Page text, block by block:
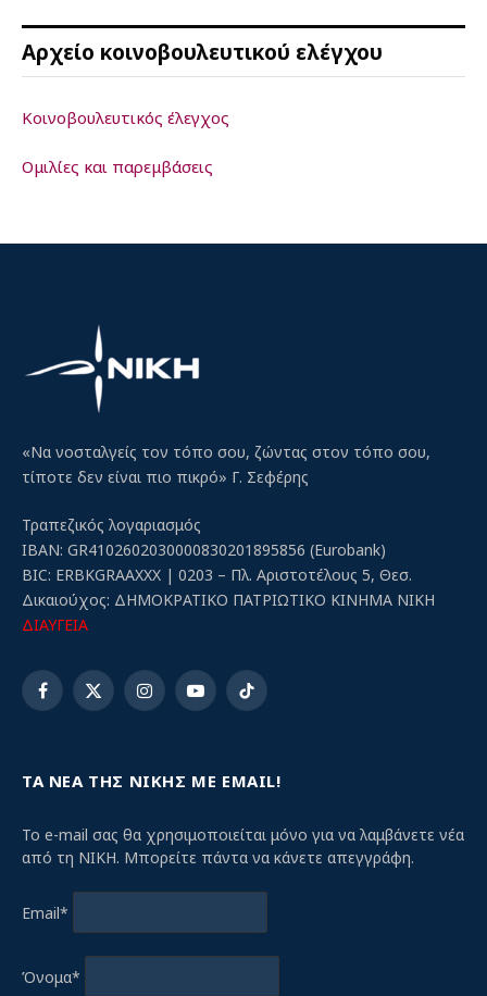
Αρχείο κοινοβουλευτικού ελέγχου
Κοινοβουλευτικός έλεγχος
Ομιλίες και παρεμβάσεις
«Να νοσταλγείς τον τόπο σου, ζώντας στον τόπο σου,
τίποτε δεν είναι πιο πικρό» Γ. Σεφέρης
Τραπεζικός λογαριασμός
IBAN: GR4102602030000830201895856 (Eurobank)
BIC: ERBKGRAAXXX | 0203 – Πλ. Αριστοτέλους 5, Θεσ.
Δικαιούχος: ΔΗΜΟΚΡΑΤΙΚΟ ΠΑΤΡΙΩΤΙΚΟ ΚΙΝΗΜΑ ΝΙΚΗ
ΔΙΑΥΓΕΙΑ
Facebook
X
InstagramYouTubeTikTok
ΤΑ ΝΕΑ ΤΗΣ ΝΙΚΗΣ ΜΕ EMAIL!
Το e-mail σας θα χρησιμοποιείται μόνο για να λαμβάνετε νέα
από τη ΝΙΚΗ. Μπορείτε πάντα να κάνετε απεγγράφη.
Email*
Όνομα*